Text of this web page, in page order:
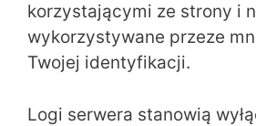
korzystającymi ze strony i
wykorzystywane przeze
Twojej identyfikacji.
Logi serwera stanowią